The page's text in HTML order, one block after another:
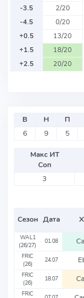
-3.5
2/20
-4.5
0/20
+0.5
13/20
+1.5
18/20
+2.5
20/20
В Н П
6
9 5
Макс ИТ
Соп
3
Сезон Дата
WAL1
(26/27)
01.08
FRIC
(26)
24.07
FRIC
(26)
18.07
FRIC